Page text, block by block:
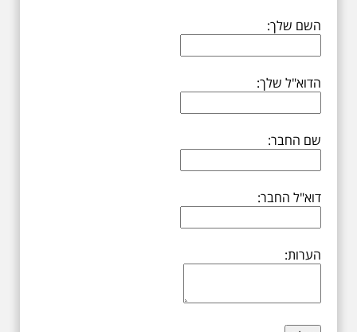
השם שלך:
הדוא"ל שלך:
שם החבר:
דוא"ל החבר:
הערות: